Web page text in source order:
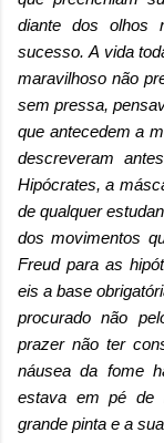
diante dos olhos
sucesso. A vida
maravilhoso não
sem pressa,
que antecedem a
descreveram
Hipócrates, a
de qualquer
dos movimentos
Freud para as
eis a base
procurado não
prazer não ter
náusea da fome
estava em pé de
grande pinta e a